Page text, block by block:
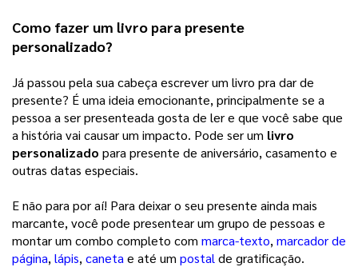
Como fazer um livro para presente
personalizado?
Já passou pela sua cabeça escrever um livro pra dar de
presente? É uma ideia emocionante, principalmente se a
pessoa a ser presenteada gosta de ler e que você sabe que
a história vai causar um impacto. Pode ser um livro
personalizado para presente de aniversário, casamento e
outras datas especiais.
E não para por aí! Para deixar o seu presente ainda mais
marcante, você pode presentear um grupo de pessoas e
montar um combo completo com marca-texto, marcador de
página, lápis, caneta e até um postal de gratificação.